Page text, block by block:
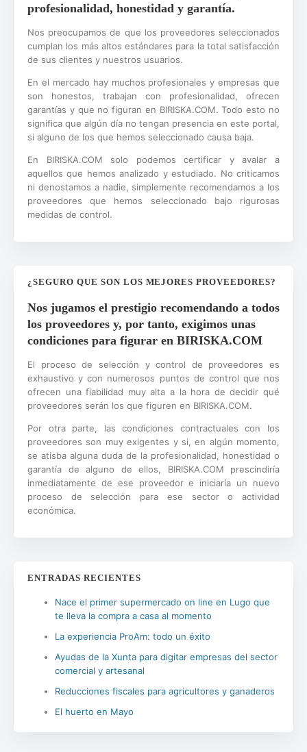
profesionalidad, honestidad y garantía.
Nos preocupamos de que los proveedores seleccionados
cumplan los más altos estándares para la total satisfacción
de sus clientes y nuestros usuarios.
En el mercado hay muchos profesionales y empresas que
son honestos, trabajan con profesionalidad, ofrecen
garantías y que no figuran en BIRISKA.COM. Todo esto no
significa que algún día no tengan presencia en este portal,
si alguno de los que hemos seleccionado causa baja.
En BIRISKA.COM solo podemos certificar y avalar a
aquellos que hemos analizado y estudiado. No criticamos
ni denostamos a nadie, simplemente recomendamos a los
proveedores que hemos seleccionado bajo rigurosas
medidas de control.
¿SEGURO QUE SON LOS MEJORES PROVEEDORES?
Nos jugamos el prestigio recomendando a todos
los proveedores y, por tanto, exigimos unas
condiciones para figurar en BIRISKA.COM
El proceso de selección y control de proveedores es
exhaustivo y con numerosos puntos de control que nos
ofrecen una fiabilidad muy alta a la hora de decidir qué
proveedores serán los que figuren en BIRISKA.COM.
Por otra parte, las condiciones contractuales con los
proveedores son muy exigentes y si, en algún momento,
se atisba alguna duda de la profesionalidad, honestidad o
garantía de alguno de ellos, BIRISKA.COM prescindiría
inmediatamente de ese proveedor e iniciaría un nuevo
proceso de selección para ese sector o actividad
económica.
ENTRADAS RECIENTES
Nace el primer supermercado on line en Lugo que
te lleva la compra a casa al momento
La experiencia ProAm: todo un éxito
Ayudas de la Xunta para digitar empresas del sector
comercial y artesanal
Reducciones fiscales para agricultores y ganaderos
El huerto en Mayo